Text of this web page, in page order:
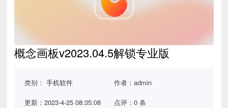
概念画板v2023.04.5解锁专业版
类别：手机软件 作者：admin
更新：2023-4-25 08:35:08 点评：0 条